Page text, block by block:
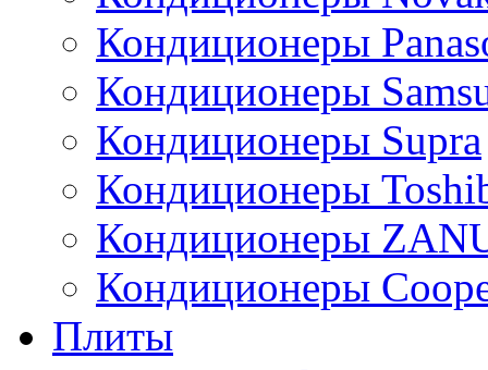
Кондиционеры
Кондиционеры
Кондиционеры Supra
Кондиционеры
Кондиционеры
Кондиционеры
Плиты